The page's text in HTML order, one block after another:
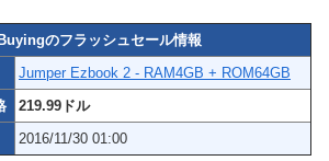
のフラッシュセール情報
Jumper Ezbook 2 - RAM4GB + ROM64GB
219.99ドル
2016/11/30 01:00